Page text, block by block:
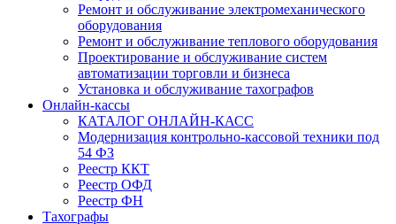
Ремонт и обслуживание электромеханического
оборудования
Ремонт и обслуживание теплового оборудования
Проектирование и обслуживание систем
автоматизации торговли и бизнеса
Установка и обслуживание тахографов
Онлайн-кассы
КАТАЛОГ ОНЛАЙН-КАСС
Модернизация контрольно-кассовой техники под
54 ФЗ
Реестр ККТ
Реестр ОФД
Реестр ФН
Тахографы